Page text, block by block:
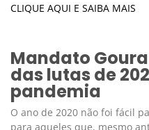
CLIQUE AQUI E SAIBA MAIS
Mandato
das lutas de
pandemia
O ano de 2020 não foi fácil
para aqueles que, mesmo